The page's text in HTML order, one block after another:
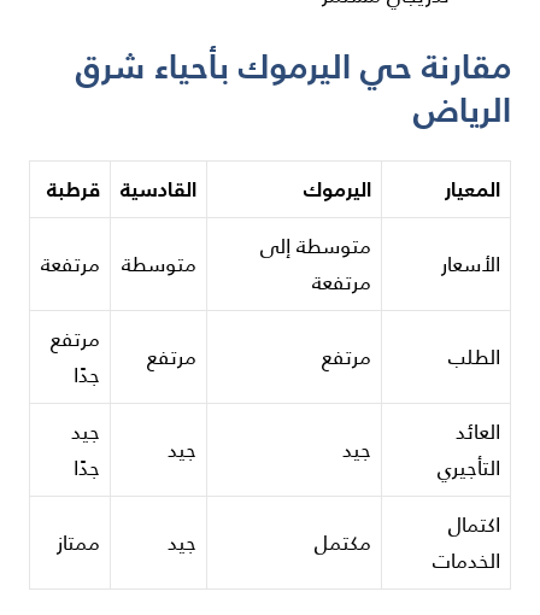
مقارنة حي اليرموك بأحياء شرق
الرياض
المعيار اليرموك القادسية قرطبة
الأسعار
متوسطة إلى
مرتفعة
متوسطة مرتفعة
الطلب مرتفع مرتفع
مرتفع
جدًا
العائد
التأجيري
جيد جيد
جيد
جدًا
اكتمال
الخدمات
مكتمل جيد ممتاز